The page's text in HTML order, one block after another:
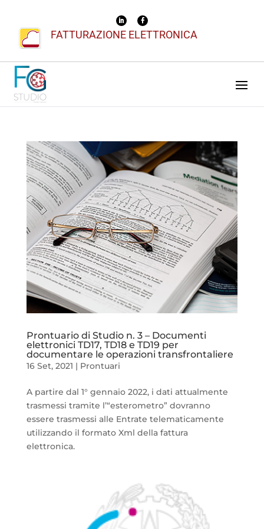
FATTURAZIONE ELETTRONICA
Prontuario di Studio n. 3 – Documenti
elettronici TD17, TD18 e TD19 per
documentare le operazioni transfrontaliere
16 Set, 2021 | Prontuari
A partire dal 1° gennaio 2022, i dati attualmente
trasmessi tramite l’“esterometro” dovranno
essere trasmessi alle Entrate telematicamente
utilizzando il formato Xml della fattura
elettronica.